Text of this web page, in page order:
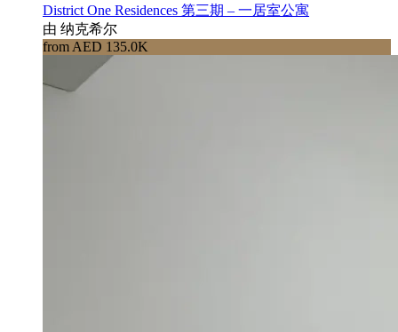
District One Residences 第三期 – 一居室公寓
由 纳克希尔
from AED 135.0K